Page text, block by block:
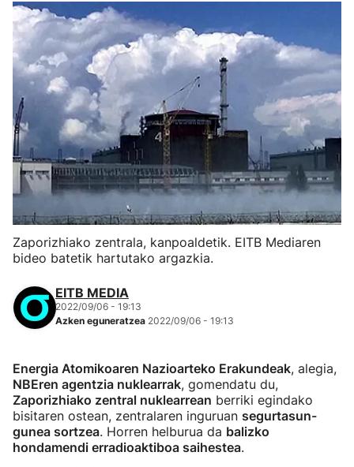
Zaporizhiako zentrala, kanpoaldetik. EITB Mediaren
bideo batetik hartutako argazkia.
EITB MEDIA
2022/09/06 - 19:13
Azken eguneratzea 2022/09/06 - 19:13
Energia Atomikoaren Nazioarteko Erakundeak, alegia,
NBEren agentzia nuklearrak, gomendatu du,
Zaporizhiako zentral nuklearrean berriki egindako
bisitaren ostean, zentralaren inguruan segurtasun-
gunea sortzea. Horren helburua da balizko
hondamendi erradioaktiboa saihestea.